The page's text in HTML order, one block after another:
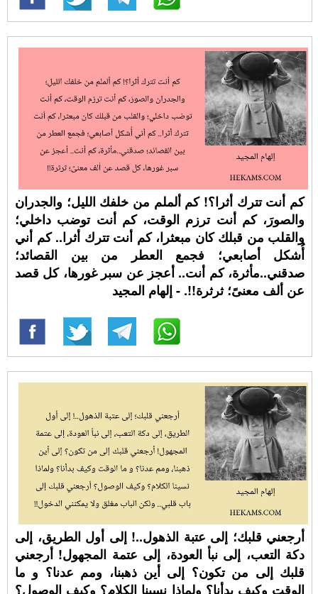
كم أنت تترك أثرا؟! كم ألملم من خلفك الليل؛ والجدران
والصورَ، كم أنت ترزم الوقت، كم أنت توضب داخلي؛
والقلب من قبلك كان مبعثرا، كم أنت تترك أثرا.. كم أني
أُشكل أصابعي؛ فجمع العطر من بين القصائد؛
صدقني..مأثرة، كم أنت.. أعجز عن سبر غورها، كل قصد
عن ألف معنىً؛ ثرثرة!!. - إلهام المجيد
أرجعني قلبك؛ إلى عتبة الذهول..! إلى أول الطريق، إلى
دكة التعب، إلى نبأ العودة، إلى عتمة المجهول! أرجعني
قلبك إلى من تكون؟ إلى أين ذهبنا، ومم عدنا؟ و ما
الوقت وكيف بدأنا؟ ولماذا نسينا الكلام؟ وكيف الوصول؟